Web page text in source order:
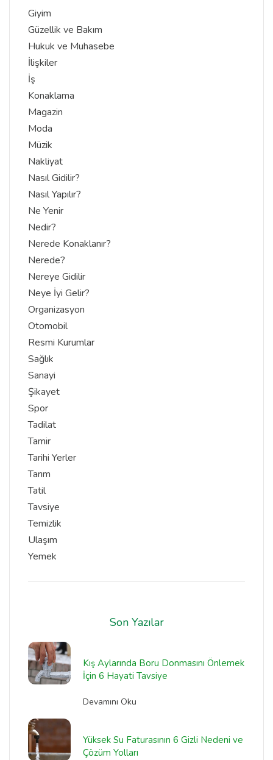
Giyim
Güzellik ve Bakım
Hukuk ve Muhasebe
İlişkiler
İş
Konaklama
Magazin
Moda
Müzik
Nakliyat
Nasıl Gidilir?
Nasıl Yapılır?
Ne Yenir
Nedir?
Nerede Konaklanır?
Nerede?
Nereye Gidilir
Neye İyi Gelir?
Organizasyon
Otomobil
Resmi Kurumlar
Sağlık
Sanayi
Şikayet
Spor
Tadilat
Tamir
Tarihi Yerler
Tarım
Tatil
Tavsiye
Temizlik
Ulaşım
Yemek
Son Yazılar
Kış Aylarında Boru Donmasını Önlemek
İçin 6 Hayati Tavsiye
Devamını Oku
Yüksek Su Faturasının 6 Gizli Nedeni ve
Çözüm Yolları